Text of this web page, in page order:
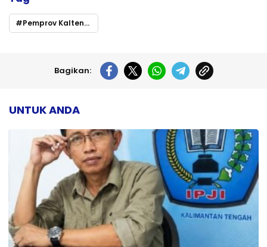
Pemprov Kalteng–BI Perkuat Kualitas Pelaporan Kinerja TPID
Bagikan:
UNTUK ANDA